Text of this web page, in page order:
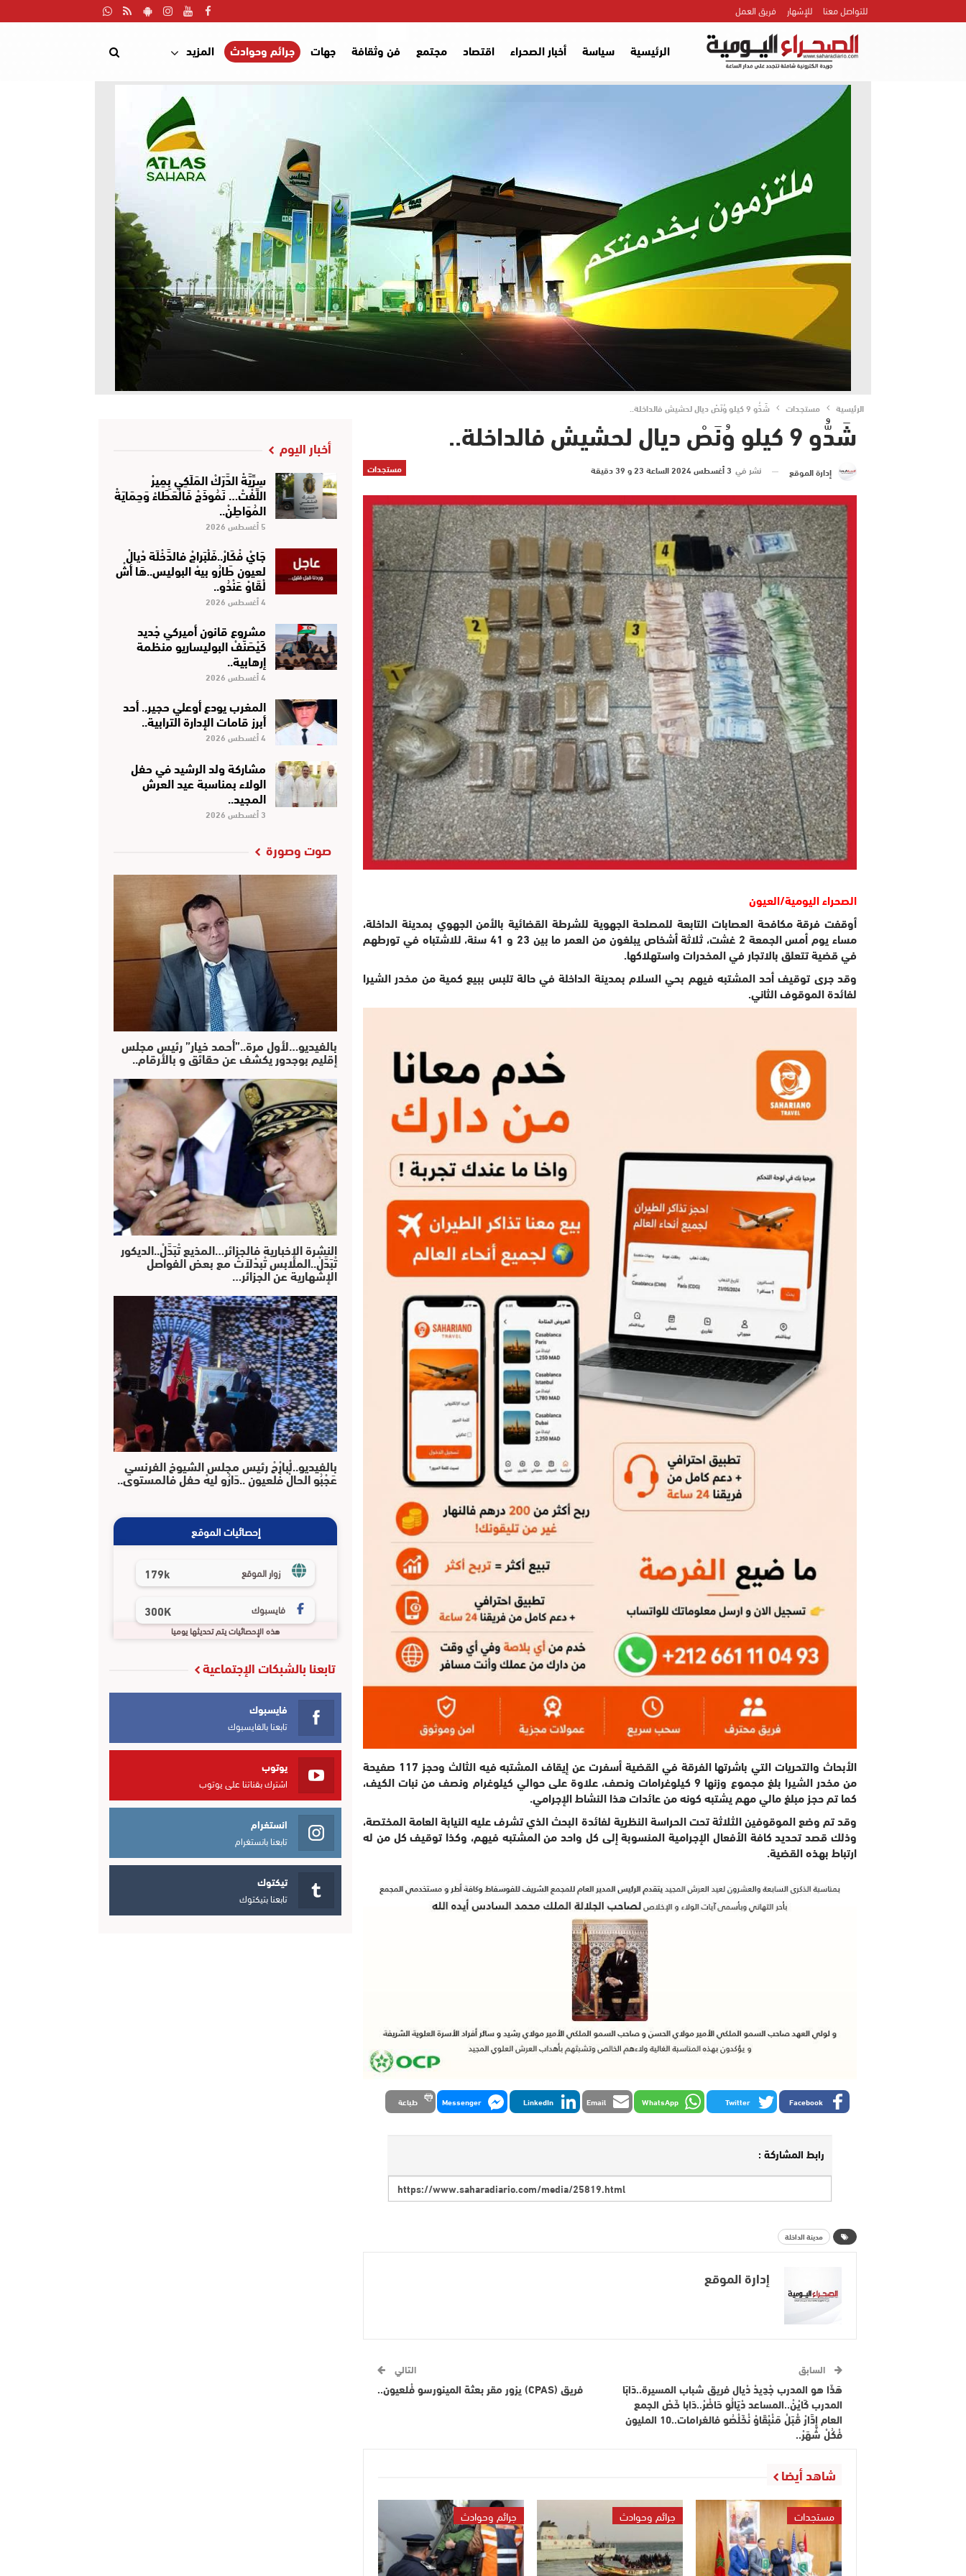
للتواصل معنا للإشهار فريق العمل
الرئيسية سياسة أخبار الصحراء اقتصاد مجتمع فن وثقافة جهات جرائم وحوادث المزيد
الرئيسية مستجدات شَدُّو 9 كيلو وُنَصْ ديال لحشيش فالداخلة..
شَدُّو 9 كيلو وُنَصْ ديال لحشيش فالداخلة..
مستجدات إدارة الموقع نشر في 3 أغسطس 2024 الساعة 23 و 39 دقيقة
الصحراء اليومية/العيون
أوقفت فرقة مكافحة العصابات التابعة للمصلحة الجهوية للشرطة القضائية بالأمن الجهوي بمدينة الداخلة،
مساء يوم أمس الجمعة 2 غشت، ثلاثة أشخاص يبلغون من العمر ما بين 23 و 41 سنة، للاشتباه في تورطهم
في قضية تتعلق بالاتجار في المخدرات واستهلاكها.
وقد جرى توقيف أحد المشتبه فيهم بحي السلام بمدينة الداخلة في حالة تلبس ببيع كمية من مخدر الشيرا
لفائدة الموقوف الثاني.
الأبحاث والتحريات التي باشرتها الفرقة في القضية أسفرت عن إيقاف المشتبه فيه الثالث وحجز 117 صفيحة
من مخدر الشيرا بلغ مجموع وزنها 9 كيلوغرامات ونصف، علاوة على حوالي كيلوغرام ونصف من نبات الكيف،
كما تم حجز مبلغ مالي مهم يشتبه كونه من عائدات هذا النشاط الإجرامي.
وقد تم وضع الموقوفين الثلاثة تحت الحراسة النظرية لفائدة البحث الذي تشرف عليه النيابة العامة المختصة،
وذلك قصد تحديد كافة الأفعال الإجرامية المنسوبة إلى كل واحد من المشتبه فيهم، وكذا توقيف كل من له
ارتباط بهذه القضية.
Facebook
Twitter
WhatsApp
Email
LinkedIn
Messenger طباعة
رابط المشاركة :
مدينة الداخلة
إدارة الموقع
السابق
هَذَا هو المدرب جْدِيدْ دْيال فريق شباب المسيرة..دَابَا
المدرب كَايْنْ..المساعد دْيَالُو حَاضْرْ..دَابا خَصْ الجمع
العام إِدَّارْ قْبَلْ مَنْبْقَاوْ نْخَلْصُو فالغرامات..10 المليون
فْكُلْ شْهَرْ..
التالي
فريق (CPAS) يزور مقر بعثة المينورسو فْلعيون..
شاهد أيضا
مستجدات جرائم وحوادث جرائم وحوادث
أخبار اليوم
سِرِّيَّةْ الدَّرَكْ المَلَكِي بِمِيرْ
اللِّفْتْ… نَمُوذَجْ فَالْعَطَاءْ وَحِمَايَةْ
المُوَاطِنْ..
5 أغسطس 2026
جَايْ فْكَارْ..فَلْبَراجْ فالدَّخْلَة دْيالْ
لعيون طَارُو بيهْ البوليس..هَا أشْ
لْقَاوْ عَنْدُو..
4 أغسطس 2026
مشروع قانون أميركي جْديد
كَيْصَنَّفْ البوليساريو منظمة
إرهابية..
4 أغسطس 2026
المغرب يودع أوعلي حجير.. أحد
أبرز قامات الإدارة الترابية..
4 أغسطس 2026
مشاركة ولد الرشيد في حفل
الولاء بمناسبة عيد العرش
المجيد..
3 أغسطس 2026
صوت وصورة
بالفيديو…لأول مرة..”أحمد خيار” رئيس مجلس
إقليم بوجدور يكشف عن حقائق و بالأرقام..
النشرة الإخبارية فالجزائر…المذيع تْبَدَّلْ..الديكور
تْبَدَّلْ..الملابس تْبدْلاَتْ مع بعض الفواصل
الإشهارية عن الجزائر…
بالفيديو..لْبارْحْ رئيس مجلس الشيوخ الفرنسي
عَجْبُو الحالْ فْلعيون ..دَارُو ليهْ حفل فالمستوى..
إحصائيات الموقع
زوار الموقع 179k
فايسبوك 300K
هذه الإحصائيات يتم تحديثها يوميا
تابعنا بالشبكات الإجتماعية
فايسبوك
تابعنا بالفايسبوك
يوتوب
اشترك بقناتنا على يوتوب
انستغرام
تابعنا بانستغرام
تيكتوك
تابعنا بتيكتوك